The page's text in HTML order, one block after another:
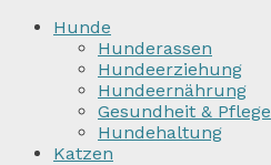
Hunde
Hunderassen
Hundeerziehung
Hundeernährung
Gesundheit & Pflege
Hundehaltung
Katzen